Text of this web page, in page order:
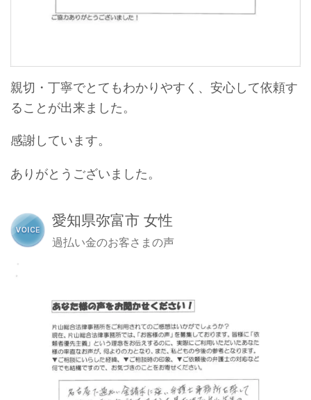
親切・丁寧でとてもわかりやすく、安心して依頼す
ることが出来ました。
感謝しています。
ありがとうございました。
愛知県弥富市 女性
過払い金のお客さまの声